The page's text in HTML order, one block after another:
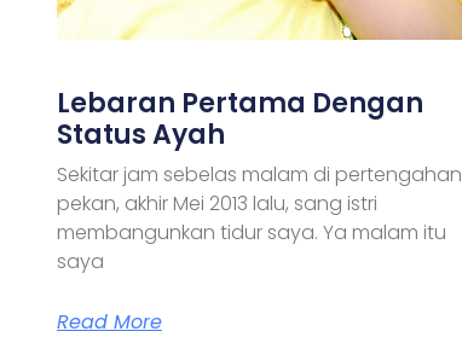
Lebaran Pertama Dengan
Status Ayah
Sekitar jam sebelas malam di pertengahan
pekan, akhir Mei 2013 lalu, sang istri
membangunkan tidur saya. Ya malam itu
saya
Read More